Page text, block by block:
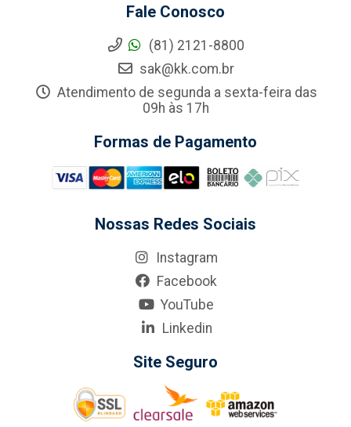
Fale Conosco
(81) 2121-8800
sak@kk.com.br
Atendimento de segunda a sexta-feira das
09h às 17h
Formas de Pagamento
Nossas Redes Sociais
Instagram
Facebook
YouTube
Linkedin
Site Seguro